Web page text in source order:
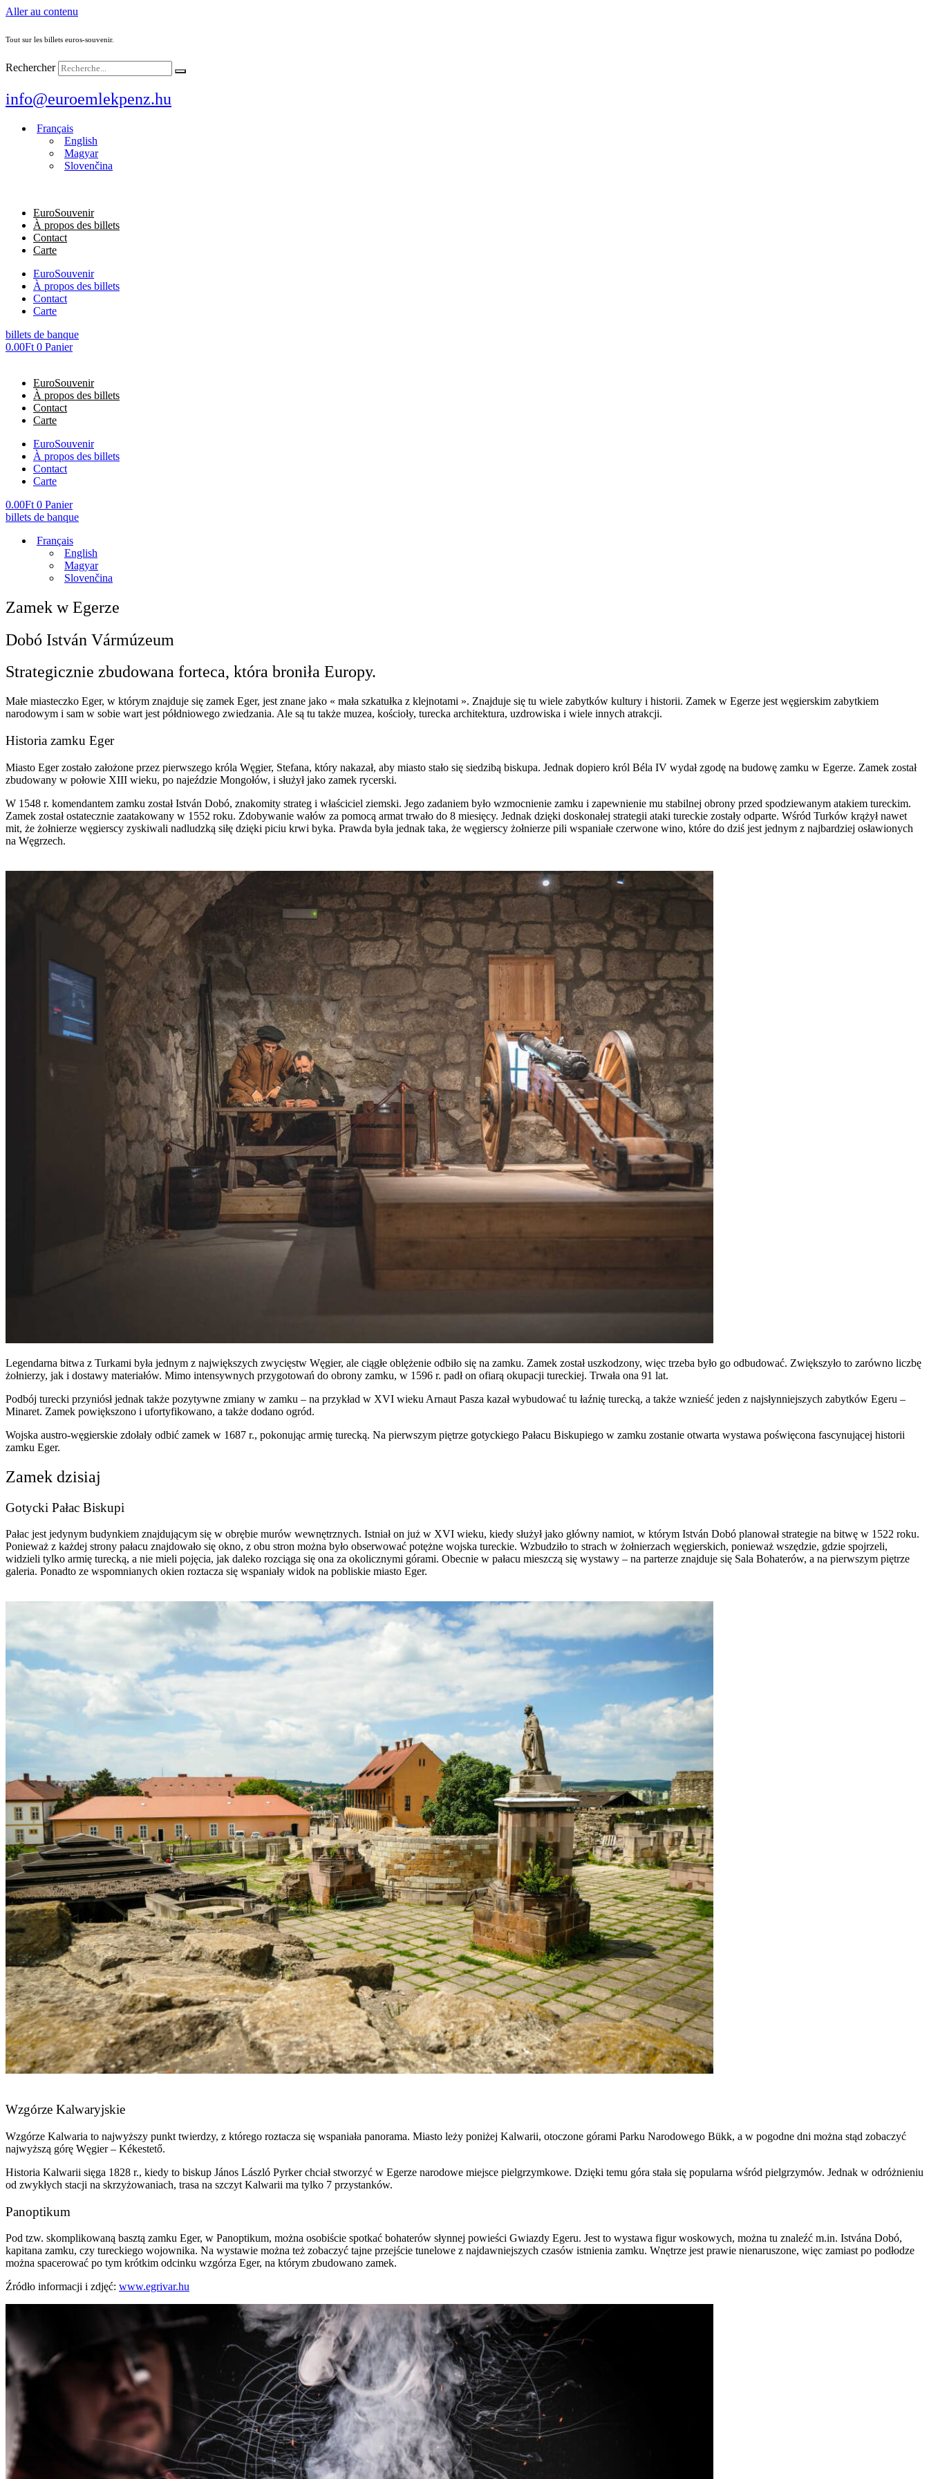
Aller au contenu
Tout sur les billets euros-souvenir.
Rechercher
info@euroemlekpenz.hu
Français
English
Magyar
Slovenčina
EuroSouvenir
À propos des billets
Contact
Carte
EuroSouvenir
À propos des billets
Contact
Carte
billets de banque
0.00Ft 0 Panier
EuroSouvenir
À propos des billets
Contact
Carte
EuroSouvenir
À propos des billets
Contact
Carte
0.00Ft 0 Panier
billets de banque
Français
English
Magyar
Slovenčina
Zamek w Egerze
Dobó István Vármúzeum
Strategicznie zbudowana forteca, która broniła Europy.
Małe miasteczko Eger, w którym znajduje się zamek Eger, jest znane jako « mała szkatułka z klejnotami ». Znajduje się tu wiele zabytków kultury i historii. Zamek w Egerze jest węgierskim zabytkiem
narodowym i sam w sobie wart jest półdniowego zwiedzania. Ale są tu także muzea, kościoły, turecka architektura, uzdrowiska i wiele innych atrakcji.
Historia zamku Eger
Miasto Eger zostało założone przez pierwszego króla Węgier, Stefana, który nakazał, aby miasto stało się siedzibą biskupa. Jednak dopiero król Béla IV wydał zgodę na budowę zamku w Egerze. Zamek został
zbudowany w połowie XIII wieku, po najeździe Mongołów, i służył jako zamek rycerski.
W 1548 r. komendantem zamku został István Dobó, znakomity strateg i właściciel ziemski. Jego zadaniem było wzmocnienie zamku i zapewnienie mu stabilnej obrony przed spodziewanym atakiem tureckim.
Zamek został ostatecznie zaatakowany w 1552 roku. Zdobywanie wałów za pomocą armat trwało do 8 miesięcy. Jednak dzięki doskonałej strategii ataki tureckie zostały odparte. Wśród Turków krążył nawet
mit, że żołnierze węgierscy zyskiwali nadludzką siłę dzięki piciu krwi byka. Prawda była jednak taka, że węgierscy żołnierze pili wspaniałe czerwone wino, które do dziś jest jednym z najbardziej osławionych
na Węgrzech.
Legendarna bitwa z Turkami była jednym z największych zwycięstw Węgier, ale ciągłe oblężenie odbiło się na zamku. Zamek został uszkodzony, więc trzeba było go odbudować. Zwiększyło to zarówno liczbę
żołnierzy, jak i dostawy materiałów. Mimo intensywnych przygotowań do obrony zamku, w 1596 r. padł on ofiarą okupacji tureckiej. Trwała ona 91 lat.
Podbój turecki przyniósł jednak także pozytywne zmiany w zamku – na przykład w XVI wieku Arnaut Pasza kazał wybudować tu łaźnię turecką, a także wznieść jeden z najsłynniejszych zabytków Egeru –
Minaret. Zamek powiększono i ufortyfikowano, a także dodano ogród.
Wojska austro-węgierskie zdołały odbić zamek w 1687 r., pokonując armię turecką. Na pierwszym piętrze gotyckiego Pałacu Biskupiego w zamku zostanie otwarta wystawa poświęcona fascynującej historii
zamku Eger.
Zamek dzisiaj
Gotycki Pałac Biskupi
Pałac jest jedynym budynkiem znajdującym się w obrębie murów wewnętrznych. Istniał on już w XVI wieku, kiedy służył jako główny namiot, w którym István Dobó planował strategie na bitwę w 1522 roku.
Ponieważ z każdej strony pałacu znajdowało się okno, z obu stron można było obserwować potężne wojska tureckie. Wzbudziło to strach w żołnierzach węgierskich, ponieważ wszędzie, gdzie spojrzeli,
widzieli tylko armię turecką, a nie mieli pojęcia, jak daleko rozciąga się ona za okolicznymi górami. Obecnie w pałacu mieszczą się wystawy – na parterze znajduje się Sala Bohaterów, a na pierwszym piętrze
galeria. Ponadto ze wspomnianych okien roztacza się wspaniały widok na pobliskie miasto Eger.
Wzgórze Kalwaryjskie
Wzgórze Kalwaria to najwyższy punkt twierdzy, z którego roztacza się wspaniała panorama. Miasto leży poniżej Kalwarii, otoczone górami Parku Narodowego Bükk, a w pogodne dni można stąd zobaczyć
najwyższą górę Węgier – Kékestető.
Historia Kalwarii sięga 1828 r., kiedy to biskup János László Pyrker chciał stworzyć w Egerze narodowe miejsce pielgrzymkowe. Dzięki temu góra stała się popularna wśród pielgrzymów. Jednak w odróżnieniu
od zwykłych stacji na skrzyżowaniach, trasa na szczyt Kalwarii ma tylko 7 przystanków.
Panoptikum
Pod tzw. skomplikowaną basztą zamku Eger, w Panoptikum, można osobiście spotkać bohaterów słynnej powieści Gwiazdy Egeru. Jest to wystawa figur woskowych, można tu znaleźć m.in. Istvána Dobó,
kapitana zamku, czy tureckiego wojownika. Na wystawie można też zobaczyć tajne przejście tunelowe z najdawniejszych czasów istnienia zamku. Wnętrze jest prawie nienaruszone, więc zamiast po podłodze
można spacerować po tym krótkim odcinku wzgórza Eger, na którym zbudowano zamek.
Źródło informacji i zdjęć: www.egrivar.hu